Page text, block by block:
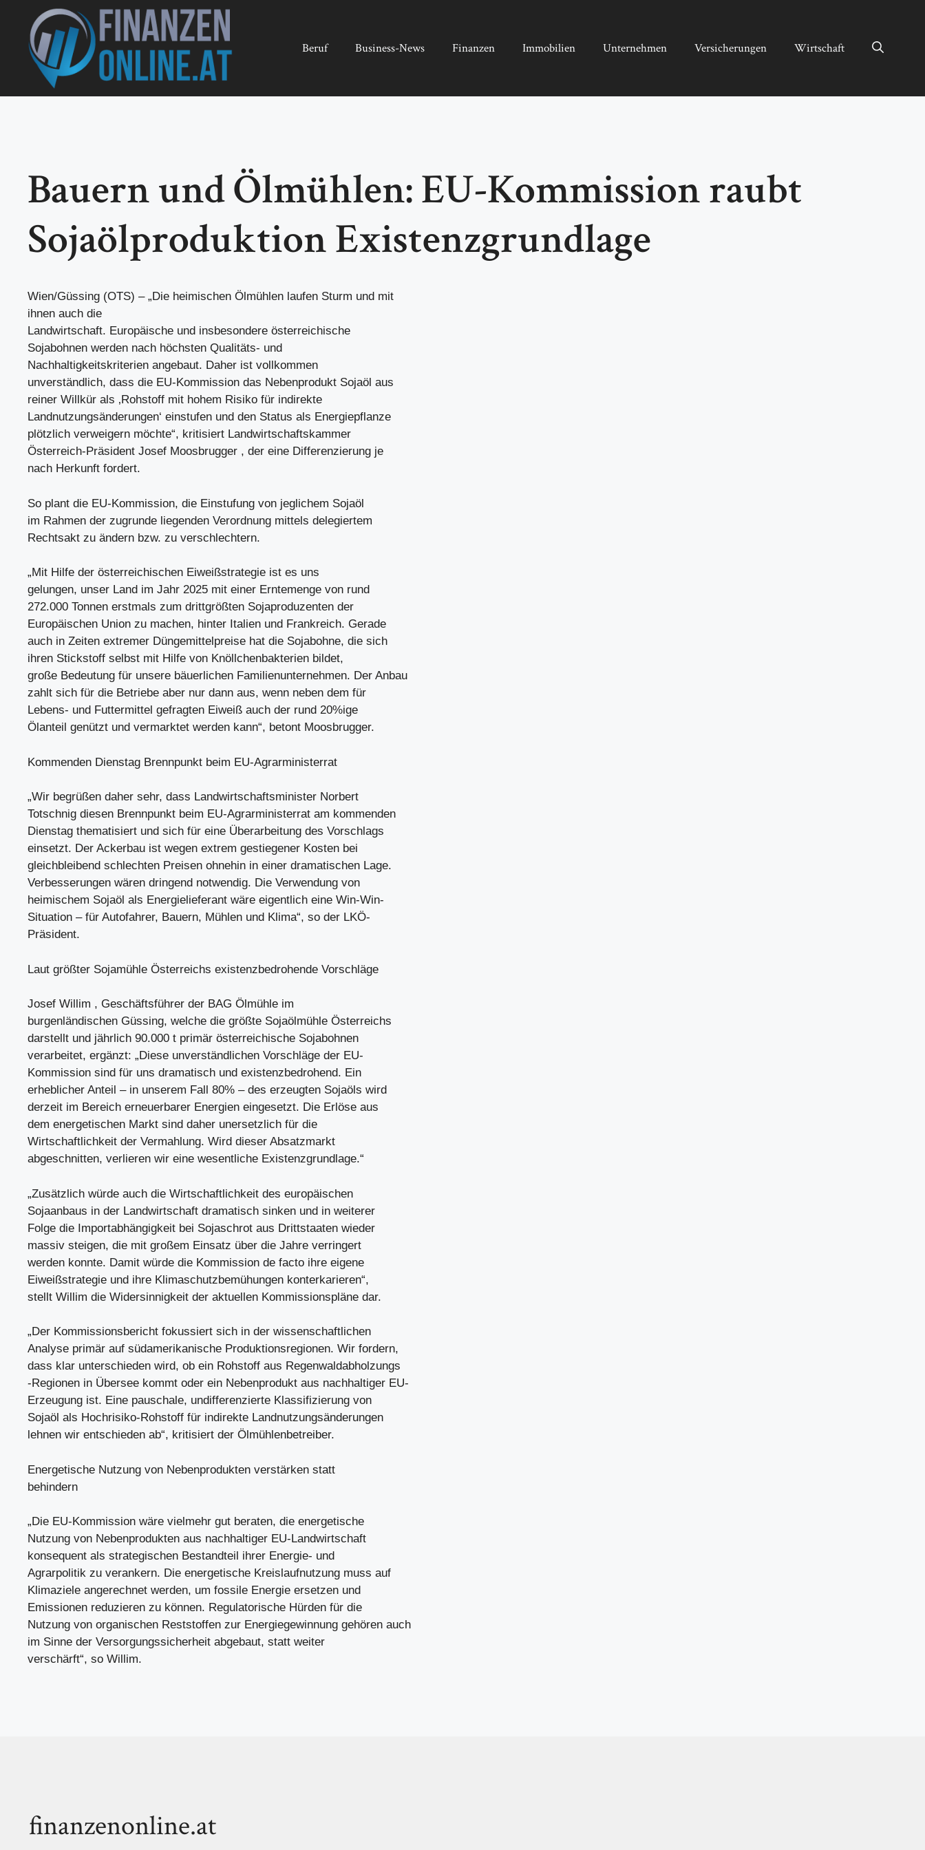
springen
Beruf Business-News Finanzen Immobilien Unternehmen Versicherungen Wirtschaft
Bauern und Ölmühlen: EU-Kommission raubt
Sojaölproduktion Existenzgrundlage
Wien/Güssing (OTS) – „Die heimischen Ölmühlen laufen Sturm und mit
ihnen auch die
Landwirtschaft. Europäische und insbesondere österreichische
Sojabohnen werden nach höchsten Qualitäts- und
Nachhaltigkeitskriterien angebaut. Daher ist vollkommen
unverständlich, dass die EU-Kommission das Nebenprodukt Sojaöl aus
reiner Willkür als ‚Rohstoff mit hohem Risiko für indirekte
Landnutzungsänderungen‘ einstufen und den Status als Energiepflanze
plötzlich verweigern möchte“, kritisiert Landwirtschaftskammer
Österreich-Präsident Josef Moosbrugger , der eine Differenzierung je
nach Herkunft fordert.
So plant die EU-Kommission, die Einstufung von jeglichem Sojaöl
im Rahmen der zugrunde liegenden Verordnung mittels delegiertem
Rechtsakt zu ändern bzw. zu verschlechtern.
„Mit Hilfe der österreichischen Eiweißstrategie ist es uns
gelungen, unser Land im Jahr 2025 mit einer Erntemenge von rund
272.000 Tonnen erstmals zum drittgrößten Sojaproduzenten der
Europäischen Union zu machen, hinter Italien und Frankreich. Gerade
auch in Zeiten extremer Düngemittelpreise hat die Sojabohne, die sich
ihren Stickstoff selbst mit Hilfe von Knöllchenbakterien bildet,
große Bedeutung für unsere bäuerlichen Familienunternehmen. Der Anbau
zahlt sich für die Betriebe aber nur dann aus, wenn neben dem für
Lebens- und Futtermittel gefragten Eiweiß auch der rund 20%ige
Ölanteil genützt und vermarktet werden kann“, betont Moosbrugger.
Kommenden Dienstag Brennpunkt beim EU-Agrarministerrat
„Wir begrüßen daher sehr, dass Landwirtschaftsminister Norbert
Totschnig diesen Brennpunkt beim EU-Agrarministerrat am kommenden
Dienstag thematisiert und sich für eine Überarbeitung des Vorschlags
einsetzt. Der Ackerbau ist wegen extrem gestiegener Kosten bei
gleichbleibend schlechten Preisen ohnehin in einer dramatischen Lage.
Verbesserungen wären dringend notwendig. Die Verwendung von
heimischem Sojaöl als Energielieferant wäre eigentlich eine Win-Win-
Situation – für Autofahrer, Bauern, Mühlen und Klima“, so der LKÖ-
Präsident.
Laut größter Sojamühle Österreichs existenzbedrohende Vorschläge
Josef Willim , Geschäftsführer der BAG Ölmühle im
burgenländischen Güssing, welche die größte Sojaölmühle Österreichs
darstellt und jährlich 90.000 t primär österreichische Sojabohnen
verarbeitet, ergänzt: „Diese unverständlichen Vorschläge der EU-
Kommission sind für uns dramatisch und existenzbedrohend. Ein
erheblicher Anteil – in unserem Fall 80% – des erzeugten Sojaöls wird
derzeit im Bereich erneuerbarer Energien eingesetzt. Die Erlöse aus
dem energetischen Markt sind daher unersetzlich für die
Wirtschaftlichkeit der Vermahlung. Wird dieser Absatzmarkt
abgeschnitten, verlieren wir eine wesentliche Existenzgrundlage.“
„Zusätzlich würde auch die Wirtschaftlichkeit des europäischen
Sojaanbaus in der Landwirtschaft dramatisch sinken und in weiterer
Folge die Importabhängigkeit bei Sojaschrot aus Drittstaaten wieder
massiv steigen, die mit großem Einsatz über die Jahre verringert
werden konnte. Damit würde die Kommission de facto ihre eigene
Eiweißstrategie und ihre Klimaschutzbemühungen konterkarieren“,
stellt Willim die Widersinnigkeit der aktuellen Kommissionspläne dar.
„Der Kommissionsbericht fokussiert sich in der wissenschaftlichen
Analyse primär auf südamerikanische Produktionsregionen. Wir fordern,
dass klar unterschieden wird, ob ein Rohstoff aus Regenwaldabholzungs
-Regionen in Übersee kommt oder ein Nebenprodukt aus nachhaltiger EU-
Erzeugung ist. Eine pauschale, undifferenzierte Klassifizierung von
Sojaöl als Hochrisiko-Rohstoff für indirekte Landnutzungsänderungen
lehnen wir entschieden ab“, kritisiert der Ölmühlenbetreiber.
Energetische Nutzung von Nebenprodukten verstärken statt
behindern
„Die EU-Kommission wäre vielmehr gut beraten, die energetische
Nutzung von Nebenprodukten aus nachhaltiger EU-Landwirtschaft
konsequent als strategischen Bestandteil ihrer Energie- und
Agrarpolitik zu verankern. Die energetische Kreislaufnutzung muss auf
Klimaziele angerechnet werden, um fossile Energie ersetzen und
Emissionen reduzieren zu können. Regulatorische Hürden für die
Nutzung von organischen Reststoffen zur Energiegewinnung gehören auch
im Sinne der Versorgungssicherheit abgebaut, statt weiter
verschärft“, so Willim.
finanzenonline.at